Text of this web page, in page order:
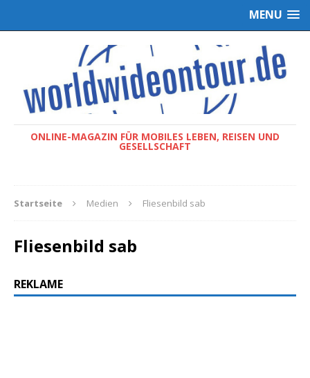
MENU
ONLINE-MAGAZIN FÜR MOBILES LEBEN, REISEN UND
GESELLSCHAFT
Startseite Medien Fliesenbild sab
Fliesenbild sab
REKLAME